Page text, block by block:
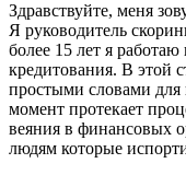
Здравствуйте, меня
Я руководитель
более 15 лет я работаю
кредитования. В этой
простыми словами для
момент протекает
веяния в финансовых
людям которые